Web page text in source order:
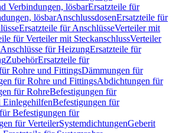
Verbindungen, lösbarErsatzteile für
lösbarAnschlussdosenErsatzteile für
Ersatzteile für AnschlüsseVerteiler mit
für Verteiler mit SteckanschlussVerteiler
Anschlüsse für HeizungErsatzteile für
ZubehörErsatzteile für
Rohre und FittingsDämmungen für
für Rohre und FittingsAbdichtungen für
für RohreBefestigungen für
EinlegehilfenBefestigungen für
Befestigungen für
für VerteilerSystemdichtungenGeberit